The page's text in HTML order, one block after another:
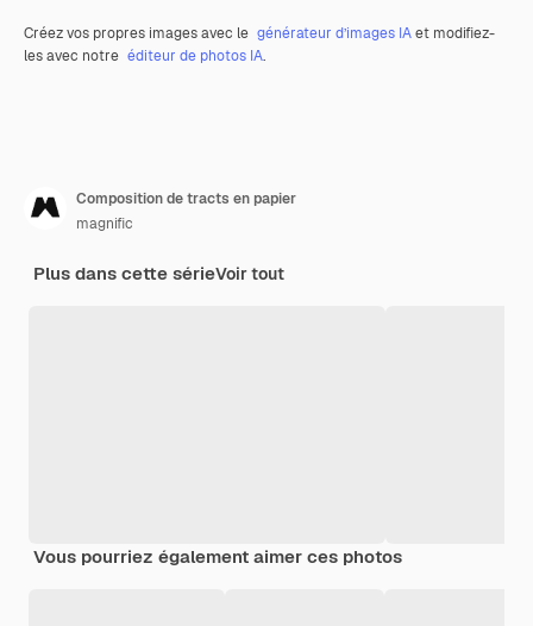
Créez vos propres images avec le générateur d’images IAet modifiez-
les avec notre éditeur de photos IA.
Composition de tracts en papier
magnific
Plus dans cette sérieVoir tout
Vous pourriez également aimer ces photos